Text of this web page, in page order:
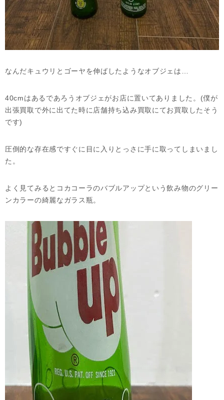
なんだキュウリとゴーヤを伸ばしたようなオブジェは…
40cmはあるであろうオブジェがお店に置いてありました。(僕が
出張買取で外に出てた時に店舗持ち込み買取にてお買取したそう
です)
圧倒的な存在感ですぐに目に入りとっさに手に取ってしまいまし
た。
よく見てみるとコカコーラのバブルアップという飲み物のグリー
ンカラーの綺麗なガラス瓶。